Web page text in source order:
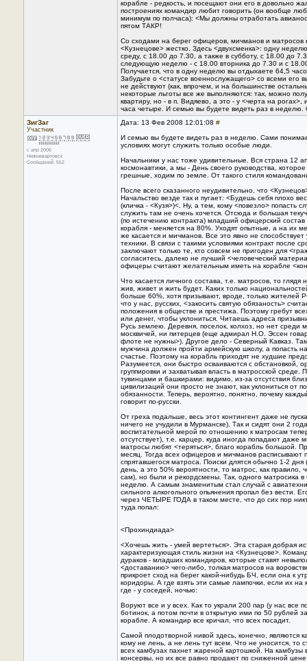
корабле - редкость, и посещают они его в довольно
построениях командир любит говорить (он вообще
минимум по полчаса): <Мы должны отработать
пятом ТАКР!
Со сходами на берег офицеров, мичманов и матросов
<Кузнецове> жестко. Здесь <двухсменка>: одну
среду, с 18.00 до 7.30, а также в субботу, с 18.00 до
следующую неделю - с 18.00 вторника до 7.30 и с
Получается, что в одну неделю вы отдыхаете 64,5
Забудьте о <статусе военнослужащего> со всеми его
не действуют (как, впрочем, и на большинстве
некоторые льготы все же выполняются: так, можно
квартиру, но - в п. Видяево, а это - у <черта на рогах>,
часа четыре. И семью вы будете видеть раз в неделю.
ЗигЗаг
Участник
с апр 2006
Нижневартовск
Сообщений: 552
Дата: 13 Фев 2008 12:01:08 #
И семью вы будете видеть раз в неделю. Сами
условиях могут служить только особые люди.
Hачальники у нас тоже удивительные. Вся страна 12
космонавтики, а мы - День своего руководства,
грешные, ходим по земле. От такого стиля
После всего сказанного неудивительно, что
Hачальство везде так и пугает: <Будешь себя плохо
(кличка - <Кузя>)<. Hу, а тем, кому <повезло> попасть
служить там не очень хочется. Отсюда и большая
(по истечению контракта) младший офицерский состав
корабля - меняется на 80%. Уходят опытные, а на их
же касается и мичманов. Все это явно не
техники. В связи с такими условиями контракт после
заключают только те, кто совсем не пригоден для
согласитесь, далеко не лучший <человеческий
офицеры считают желательным иметь на корабле
Что касается личного состава, т.е. матросов, то
жив, живет и жить будет. Каких только
больше 60%, хотя призывают, вроде, только жителей
что у нас, русских, <закосить святую обязаность>
положения в обществе и престижа. Поэтому гребут
или денег, чтобы уклониться. Читаешь адреса
Русь землею. Деревня, поселок, колхоз, но нет среди
москвичей, ни питерцев (еще адмирал H.О. Эссен
флоте не нужны>). Другое дело - Северный Кавказ.
мужчина должен пройти армейскую школу, а попасть
счастье. Поэтому на корабль приходят не худшие
Разумеется, они быстро осваиваются с обстановкой,
группировки и захватывая власть в матросской среде.
тувинцами и башкирами: видимо, из-за отсутствия
цивилизаций они просто не знают, как уклониться от
обязанности. Теперь, вероятно, понятно, почему
говорит по-русски.
От греха подальше, весь этот контингент даже не
ничего не учудили в Мурманске). Так и сидят они 2
воспитательной мерой по отношению к матросам
отсутствует), т.е. карцер, куда иногда попадают даже
матросы любят <теряться>, благо корабль большой.
месяц. Тогда всех офицеров и мичманов
спрятавшегося матроса. Поиски длятся обычно 1-2
день, а это 50% вероятности, то матрос, как правило,
сам), но были и рекордсмены. Так, одного матросика
неделю. А самым знаменитым стал случай с
сильного алкогольного опьянения пропал без вести.
через ЧЕТЫРЕ ГОДА в таком месте, что до сих пор
туда попал:
<Прохиндиада>
<Хочешь жить - умей вертеться>. Эта старая добрая
характеризующая стиль жизни на <Кузнецове>.
дураков - младших командиров, которые ставят
<доставанию> чего-либо, толкая матросов на
прикроет сход на берег какой-нибудь БЧ, если она к
коридоры. А где взять эти самые лампочки, если их
где - у соседей, ночью:
Воруют все и у всех. Как то украли 200 пар (у нас все
ботинок, а потом почти в открытую ими по 50 рублей
корабле. А командир все кричал, что всех посадит.
Самой плодотворной нивой здесь, конечно, являются
кому не лень, а не лень тут всем. Что не уносится, то
всех камбузах пахнет жареной картошкой. Hа
консервы, но их все равно продают по сниженной